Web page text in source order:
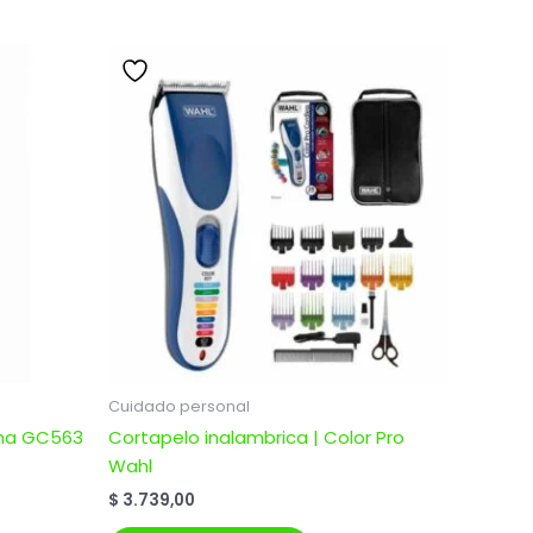
GC563
Cuidado personal
Cortapelo inalambrica | Color Pro
Wahl
$ 3.739,00